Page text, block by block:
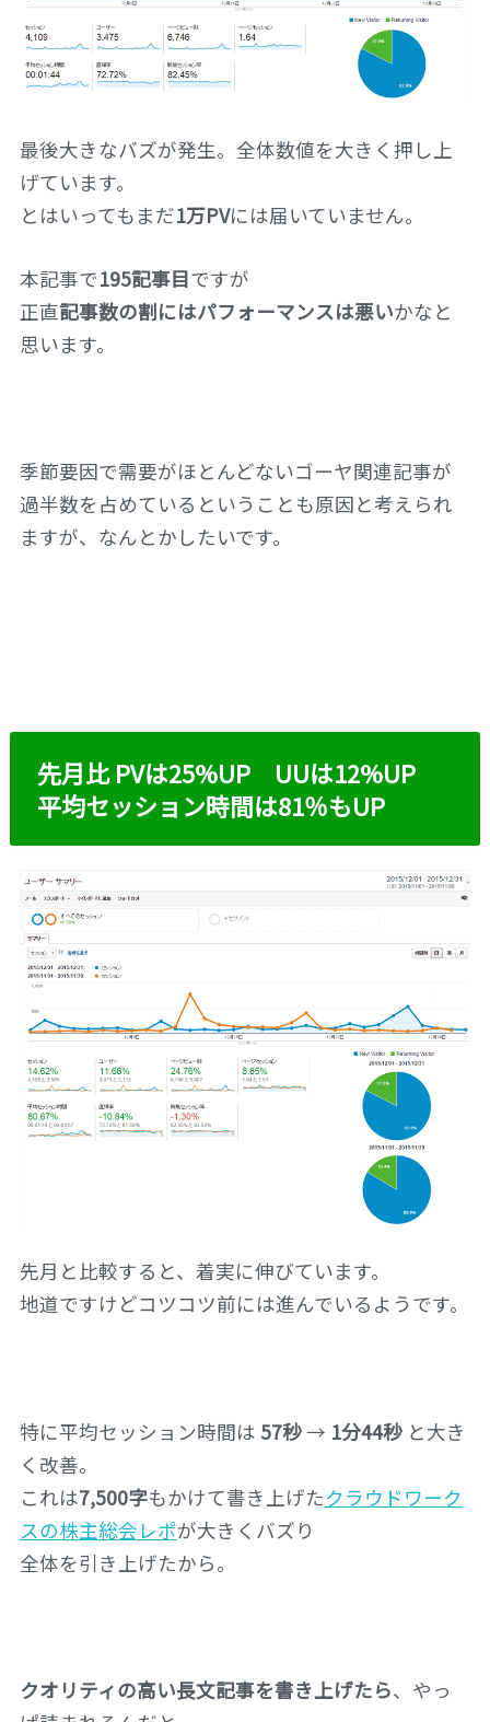
最後大きなバズが発生。全体数値を大きく押し上
げています。
とはいってもまだ1万PVには届いていません。
本記事で195記事目ですが
正直記事数の割にはパフォーマンスは悪いかなと
思います。
季節要因で需要がほとんどないゴーヤ関連記事が
過半数を占めているということも原因と考えられ
ますが、なんとかしたいです。
先月比 PVは25%UP UUは12%UP
平均セッション時間は81％もUP
先月と比較すると、着実に伸びています。
地道ですけどコツコツ前には進んでいるようです。
特に平均セッション時間は 57秒→ 1分44秒と大き
く改善。
これは7,500字もかけて書き上げたクラウドワーク
スの株主総会レポが大きくバズり
全体を引き上げたから。
クオリティの高い長文記事を書き上げたら、やっ